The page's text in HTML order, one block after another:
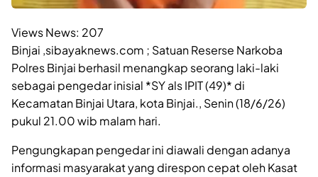
Views News: 207
Binjai ,sibayaknews.com ; Satuan Reserse Narkoba
Polres Binjai berhasil menangkap seorang laki-laki
sebagai pengedar inisial *SY als IPIT (49)* di
Kecamatan Binjai Utara, kota Binjai., Senin (18/6/26)
pukul 21.00 wib malam hari.
Pengungkapan pengedar ini diawali dengan adanya
informasi masyarakat yang direspon cepat oleh Kasat